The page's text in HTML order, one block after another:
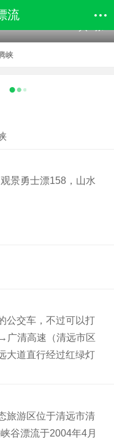
流
峡
景勇士漂158，山水
公交车，不过可以打
广清高速（清远市区
大道直行经过红绿灯
直行第三个红绿灯右
后经过北江大桥后第
腾峡生态旅游区
旅游区位于清远市清
谷漂流于2004年4月